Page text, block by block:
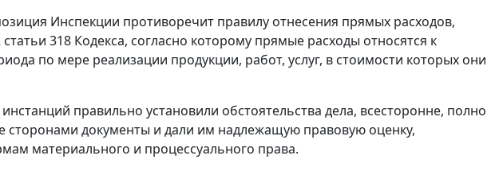
Инспекции противоречит правилу отнесения прямых расходов,
318 Кодекса, согласно которому прямые расходы относятся к
по мере реализации продукции, работ, услуг, в стоимости которых они
правильно установили обстоятельства дела, всесторонне, полно
сторонами документы и дали им надлежащую правовую оценку,
материального и процессуального права.